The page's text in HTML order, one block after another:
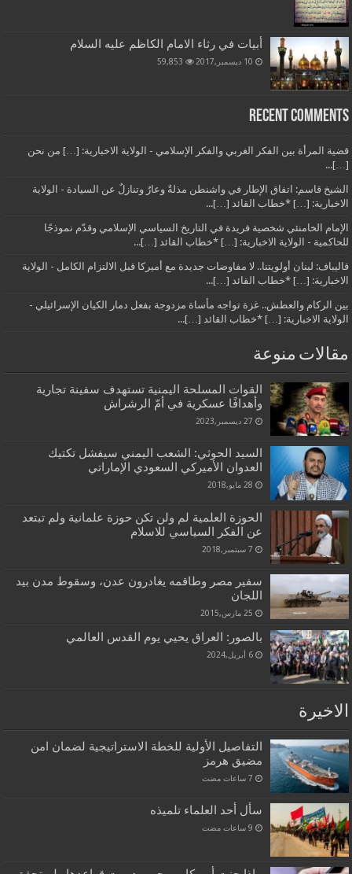
أبيات في رثاء الامام الكاظم عليه السلام
10 ديسمبر,2017 59,853
Recent Comments
قضية المرأة بين الفكر الغربي والفكر الإسلامي - الولاية الاخبارية: […] من نحن
[…]...
الشيخ قاسم: اتفاق الإطار في واشنطن مذلةٌ وعارٌ وتنازلٌ عن السيادة - الولاية
الاخبارية: […] *خطاب القائد […]...
الإمام الخامنئي شخصية فريدة في التاريخ السياسي الإسلامي وقدّم نموذجًا
للحاكمية - الولاية الاخبارية: […] *خطاب القائد […]...
قاليباف: لبنان أولويتنا.. لا مفاوضات جديدة مع أميركا قبل الالتزام الكامل - الولاية
الاخبارية: […] *خطاب القائد […]...
بين الركام والعطش.. غزة تواجه مأساة مزدوجة بفعل دمار الكيان الإسرائيلي -
الولاية الاخبارية: […] *خطاب القائد […]...
مقالات منوعة
القوات المسلحة اليمنية تستهدف سفينة تجارية
وأهدافًا عسكرية في أمّ الرشراش
27 ديسمبر,2023
السيد الحوثي: الشعب اليمني سيفشل تكتيك
العدوان الأميركي السعودي الإماراتي
28 مايو,2018
الحوزة العلمية لم ولن تكن حوزة علمانية ولم تبتعد
عن الفكر السياسي للاسلام
7 سبتمبر,2018
سفير مصر وطاقمه يغادرون عدن، وسقوط مدن بيد
اللجان
25 مارس,2015
بالصور: العراق يحيي يوم القدس العالمي
6 أبريل,2024
الاخيرة
التفاصيل الأولية للخطة الاستراتيجية لضمان امن
مضيق هرمز
سأل أحد العلماء تلميذه